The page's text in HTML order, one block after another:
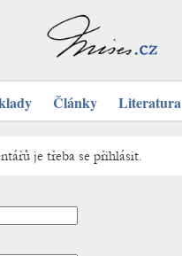
Články Literatura
je třeba se přihlásit.